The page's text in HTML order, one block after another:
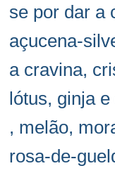
se por dar a
açucena-
a cravina,
lótus, ginja
, melão,
rosa-de-